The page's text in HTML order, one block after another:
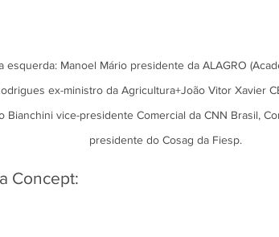
esquerda: Manoel Mário presidente da ALAGRO
ex-ministro da Agricultura+João Vitor Xavier
Bianchini vice-presidente Comercial da CNN Brasil,
presidente do Cosag da Fiesp.
Concept: